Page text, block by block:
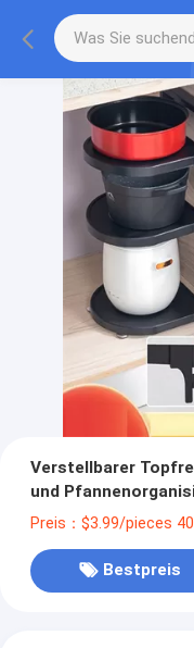
Verstellbarer
und
Preis：$3.99/pieces
Bestpreis